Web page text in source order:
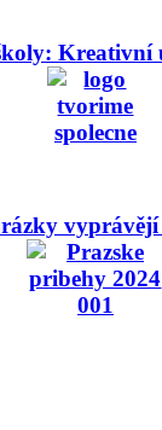
Kreativní